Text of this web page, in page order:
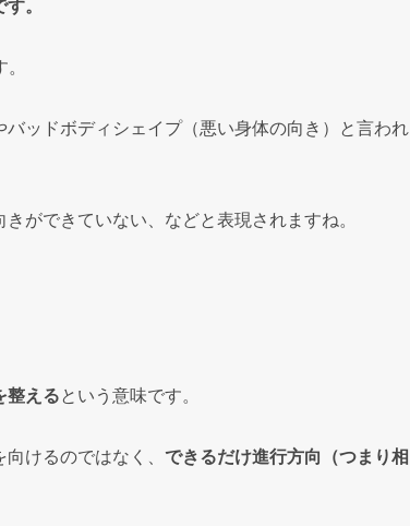
。
ッドボディシェイプ（悪い身体の向き）と言われ
ができていない、などと表現されますね。
整えるという意味です。
けるのではなく、 できるだけ進行方向（つまり相